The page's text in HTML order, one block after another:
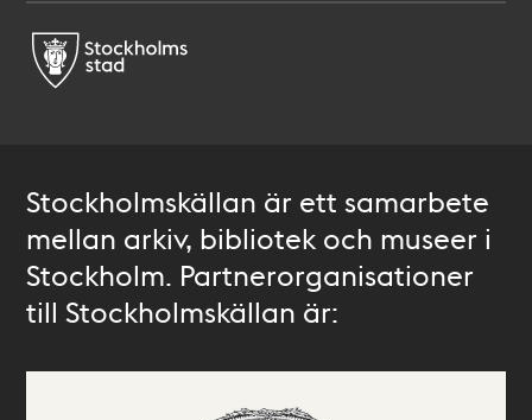
Stockholmskällan är ett samarbete
mellan arkiv, bibliotek och museer i
Stockholm. Partnerorganisationer
till Stockholmskällan är: